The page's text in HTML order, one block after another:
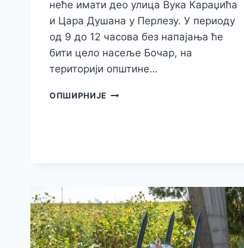
неће имати део улица Вука Караџића
и Цара Душана у Перлезу. У периоду
од 9 до 12 часова без напајања ће
бити цело насеље Бочар, на
територији општине…
ОПШИРНИЈЕ ПЛАНИРАНА